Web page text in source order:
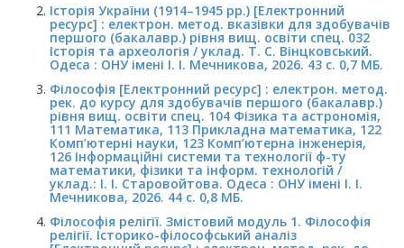
Історія України (1914–1945 рр.) [Електронний
ресурс] : електрон. метод. вказівки для здобувачів
першого (бакалавр.) рівня вищ. освіти спец. 032
Історія та археологія / уклад. Т. С. Вінцковський.
Одеса : ОНУ імені І. І. Мечникова, 2026. 43 с. 0,7 МБ.
Філософія [Електронний ресурс] : електрон. метод.
рек. до курсу для здобувачів першого (бакалавр.)
рівня вищ. освіти спец. 104 Фізика та астрономія,
111 Математика, 113 Прикладна математика, 122
Комп’ютерні науки, 123 Комп’ютерна інженерія,
126 Інформаційні системи та технології ф-ту
математики, фізики та інформ. технологій /
уклад.: І. І. Старовойтова. Одеса : ОНУ імені І. І.
Мечникова, 2026. 44 с. 0,8 МБ.
Філософія релігії. Змістовий модуль 1. Філософія
релігії. Історико-філософський аналіз